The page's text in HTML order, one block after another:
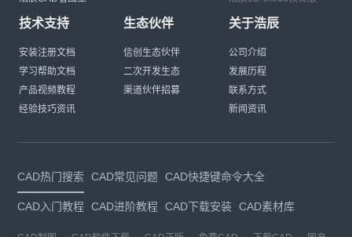
技术支持
安装注册文档
学习帮助文档
产品视频教程
经验技巧资讯
生态伙伴
信创生态伙伴
二次开发生态
渠道伙伴招募
关于浩辰
公司介绍
发展历程
联系方式
新闻资讯
CAD热门搜索 CAD常见问题 CAD快捷键命令大全
CAD入门教程 CAD进阶教程 CAD下载安装 CAD素材库